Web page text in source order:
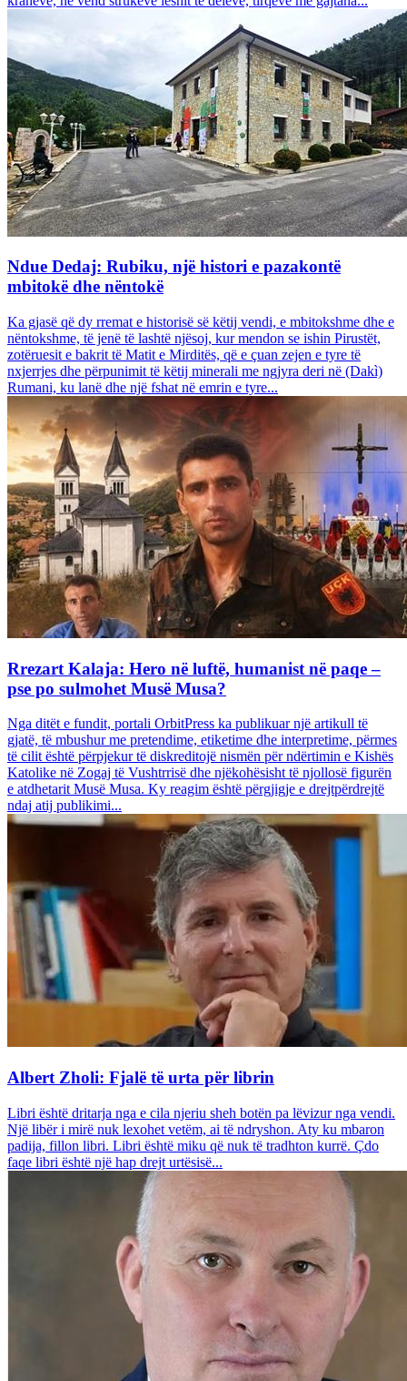
Ndue Dedaj: Rubiku, një histori e pazakontë
mbitokë dhe nëntokë
Ka gjasë që dy rremat e historisë së këtij vendi, e mbitokshme dhe e
nëntokshme, të jenë të lashtë njësoj, kur mendon se ishin Pirustët,
zotëruesit e bakrit të Matit e Mirditës, që e çuan zejen e tyre të
nxjerrjes dhe përpunimit të këtij minerali me ngjyra deri në (Dakì)
Rumani, ku lanë dhe një fshat në emrin e tyre...
Rrezart Kalaja: Hero në luftë, humanist në paqe –
pse po sulmohet Musë Musa?
Nga ditët e fundit, portali OrbitPress ka publikuar një artikull të
gjatë, të mbushur me pretendime, etiketime dhe interpretime, përmes
të cilit është përpjekur të diskreditojë nismën për ndërtimin e Kishës
Katolike në Zogaj të Vushtrrisë dhe njëkohësisht të njollosë figurën
e atdhetarit Musë Musa. Ky reagim është përgjigje e drejtpërdrejtë
ndaj atij publikimi...
Albert Zholi: Fjalë të urta për librin
Libri është dritarja nga e cila njeriu sheh botën pa lëvizur nga vendi.
Një libër i mirë nuk lexohet vetëm, ai të ndryshon. Aty ku mbaron
padija, fillon libri. Libri është miku që nuk të tradhton kurrë. Çdo
faqe libri është një hap drejt urtësisë...